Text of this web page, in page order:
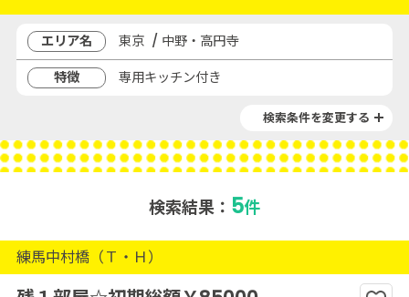
エリア名
東京 / 中野・高円寺
特徴
専用キッチン付き
検索条件を変更する
検索結果： 5件
練馬中村橋（Ｔ・Ｈ）